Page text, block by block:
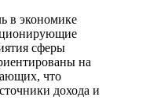
в экономике
сферы
на
что
дохода и